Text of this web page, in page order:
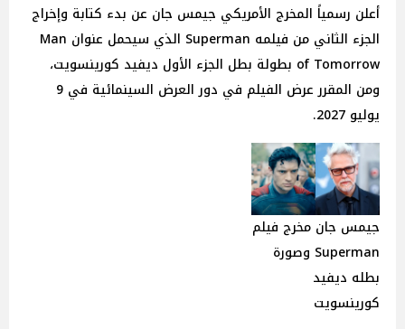
أعلن رسمياً المخرج الأمريكي جيمس جان عن بدء كتابة وإخراج
الجزء الثاني من فيلمه Superman الذي سيحمل عنوان Man
of Tomorrow بطولة بطل الجزء الأول ديفيد كورينسويت،
ومن المقرر عرض الفيلم في دور العرض السينمائية في 9
يوليو 2027.
جيمس جان مخرج فيلم
Superman وصورة
بطله ديفيد
كورينسويت